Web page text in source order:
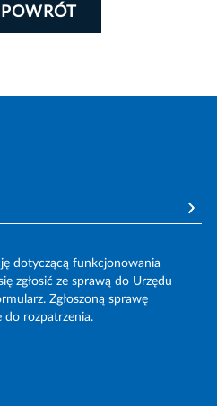
POWRÓT
dotyczącą funkcjonowania
zgłosić ze sprawą do Urzędu
Zgłoszoną sprawę
do rozpatrzenia.